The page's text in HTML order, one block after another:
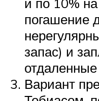
погашение
запас) и
Вариант